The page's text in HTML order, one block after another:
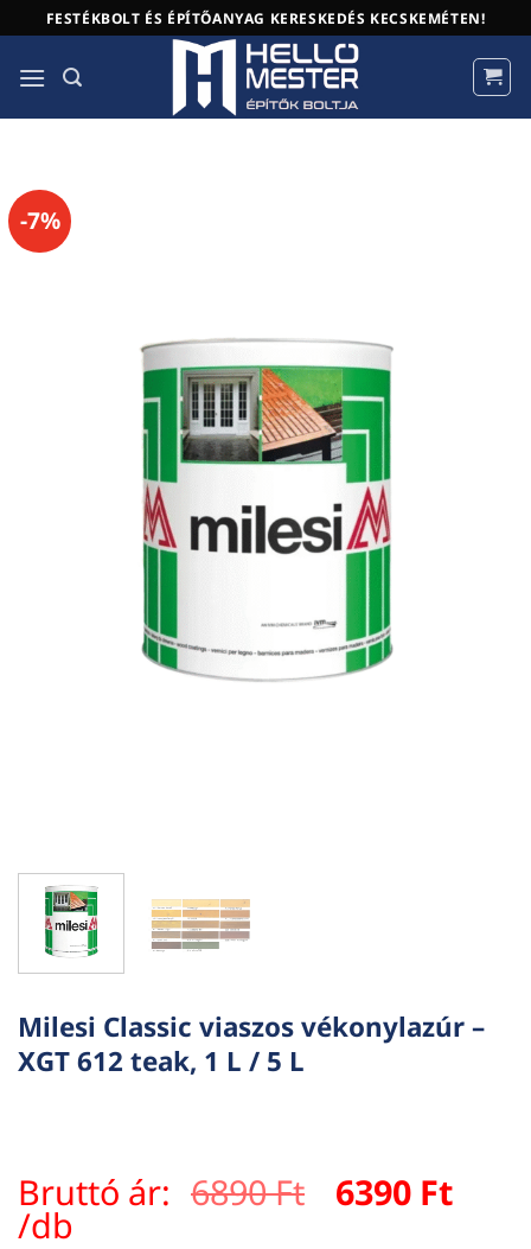
to
content
FESTÉKBOLT ÉS ÉPÍTŐANYAG KERESKEDÉS KECSKEMÉTEN!
-7%
Milesi Classic viaszos vékonylazúr –
XGT 612 teak, 1 L / 5 L
Bruttó ár: 6890Ft Original
6390 Ft
/db